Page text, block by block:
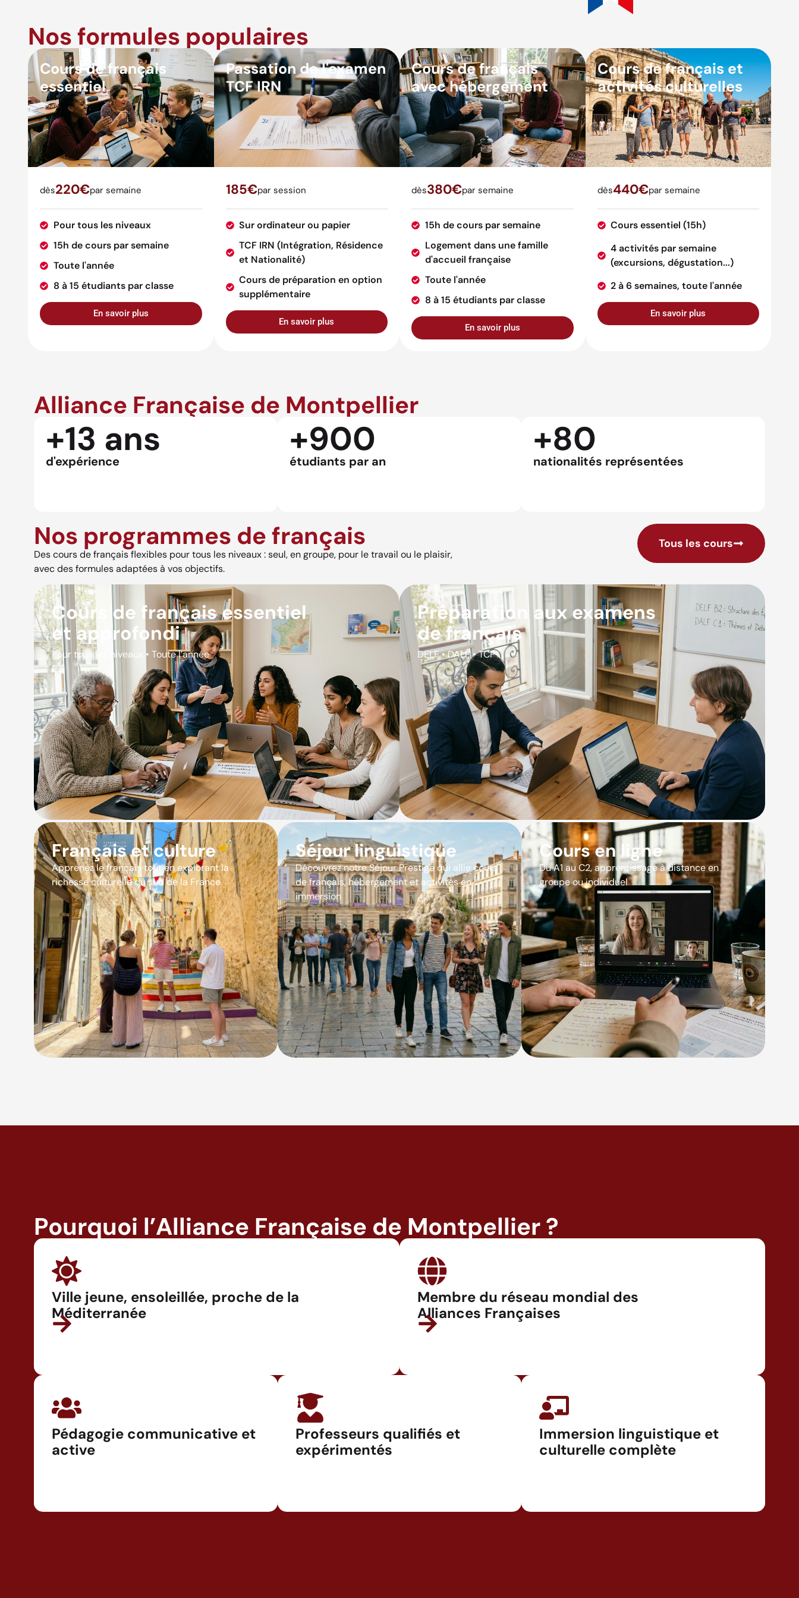
Nos formules populaires
Cours de français
essentiel
dès220€par semaine
Pour tous les niveaux
15h de cours par semaine
Toute l'année
8 à 15 étudiants par classe
En savoir plus
Passation de l'examen
TCF IRN
185€par session
Sur ordinateur ou papier
TCF IRN (Intégration, Résidence
et Nationalité)
Cours de préparation en option
supplémentaire
En savoir plus
Cours de français
avec hébergement
dès380€par semaine
15h de cours par semaine
Logement dans une famille
d'accueil française
Toute l'année
8 à 15 étudiants par classe
En savoir plus
Cours de français et
activités culturelles
dès440€par semaine
Cours essentiel (15h)
4 activités par semaine
(excursions, dégustation...)
2 à 6 semaines, toute l'année
En savoir plus
Alliance Française de Montpellier
+13 ans
d'expérience
+900
étudiants par an
+80
nationalités représentées
Nos programmes de français
Des cours de français flexibles pour tous les niveaux : seul, en groupe, pour le travail ou le plaisir,
avec des formules adaptées à vos objectifs.
Tous les cours
Cours de français essentiel
et approfondi
Pour tous les niveaux • Toute l’année
Préparation aux examens
de français
DELF • DALF • TCF
Français et culture
Apprenez le français tout en explorant la
richesse culturelle du sud de la France
Séjour linguistique
Découvrez notre Séjour Prestige qui allie cours
de français, hébergement et activités en
immersion
Cours en ligne
Du A1 au C2, apprentissage à distance en
groupe ou individuel
Pourquoi l’Alliance Française de Montpellier ?
Ville jeune, ensoleillée, proche de la
Méditerranée
Membre du réseau mondial des
Alliances Françaises
Pédagogie communicative et
active
Professeurs qualifiés et
expérimentés
Immersion linguistique et
culturelle complète